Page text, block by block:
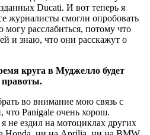
Ducati. И вот теперь я
журналисты смогли опробовать
могу расслабиться, потому что
и знаю, что они расскажут о
круга в Муджелло будет
правоты.
во внимание мою связь с
что Panigale очень хорош.
не ездил на мотоциклах других